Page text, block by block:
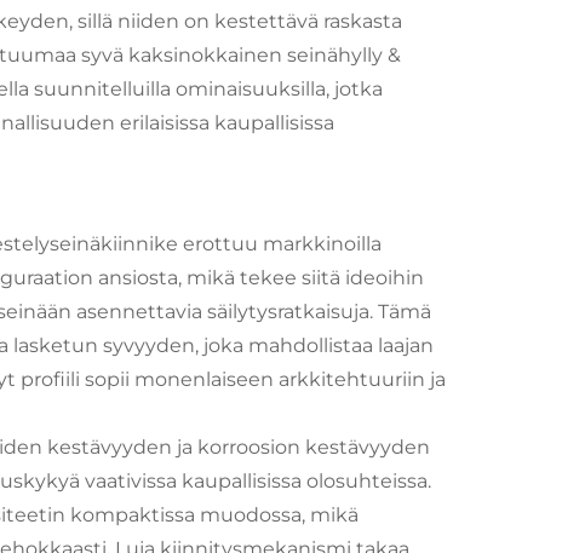
sillä niiden on kestettävä raskasta
syvä kaksinokkainen seinähylly &
suunnitelluilla ominaisuuksilla, jotka
erilaisissa kaupallisissa
erottuu markkinoilla
ansiosta, mikä tekee siitä ideoihin
asennettavia säilytysratkaisuja. Tämä
syvyyden, joka mahdollistaa laajan
profiili sopii monenlaiseen arkkitehtuuriin ja
kestävyyden ja korroosion kestävyyden
vaativissa kaupallisissa olosuhteissa.
kompaktissa muodossa, mikä